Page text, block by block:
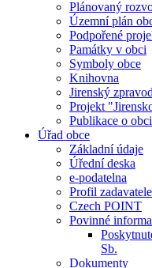
Plánovaný
Územní plán
Podpořené
Památky v obci
Symboly obce
Knihovna
Jirenský
Projekt
Publikace o obci
Úřad obce
Základní údaje
Úřední deska
e-podatelna
Profil zadavatele
Czech POINT
Povinné
Sb.
Dokumenty